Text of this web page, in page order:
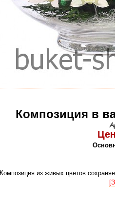
Композиция в
Композиция из живых цветов